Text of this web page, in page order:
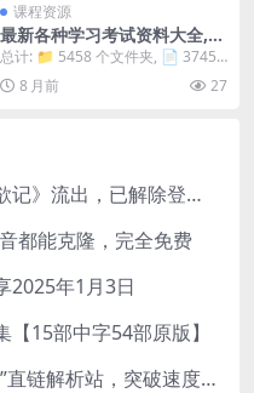
课程资源
最新各种学习考试资料大全,很
全
总计: 📁 5458 个文件夹, 📄 37454
个文件 📂 最新各种学习考试资...
8 月前 27
麻豆新作《日不落帝国奇欲记》流出，已解除登录验证！
都能克隆，完全免费
2025年1月3日
【15部中字54部原版】
公益解析，最稳定的“度盘”直链解析站，突破速度限制